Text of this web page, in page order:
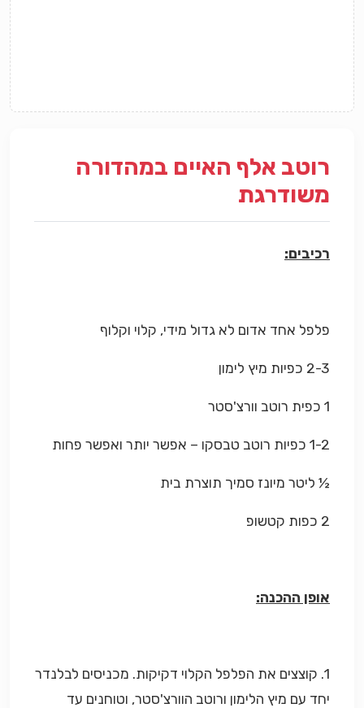
רוטב אלף האיים במהדורה
משודרגת
רכיבים:
פלפל אחד אדום לא גדול מידי, קלוי וקלוף
2-3 כפיות מיץ לימון
1 כפית רוטב וורצ'סטר
1-2 כפיות רוטב טבסקו – אפשר יותר ואפשר פחות
½ ליטר מיונז סמיך תוצרת בית
2 כפות קטשופ
אופן ההכנה:
1. קוצצים את הפלפל הקלוי דקיקות. מכניסים לבלנדר
יחד עם מיץ הלימון ורוטב הוורצ'סטר, וטוחנים עד